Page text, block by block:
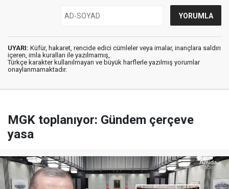
UYARI: Küfür, hakaret, rencide edici cümleler veya imalar, inançlara saldırı
içeren, imla kuralları ile yazılmamış,
Türkçe karakter kullanılmayan ve büyük harflerle yazılmış yorumlar
onaylanmamaktadır.
MGK toplanıyor: Gündem çerçeve
yasa